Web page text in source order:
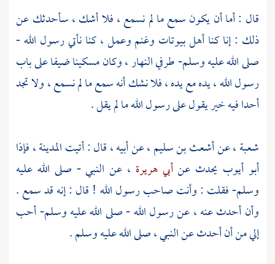
قال : أما أن يكون سمع ما لم نسمع ، فلا أشك ، سأحدثك عن
ذلك : إنا كنا أهل بيوتات وغنم وعمل ، كنا نأتي رسول الله -
صلى الله عليه وسلم- طرفي النهار ، وكان مسكينا ضيفا على باب
رسول الله ، يده مع يده ، فلا نشك أنه سمع ما لم نسمع ، ولا تجد
أحدا فيه خير يقول على رسول الله ما لم يقل .
شعبة، عنأشعث بن سليم، عن أبيه ، قال : أتيتالمدينة، فإذا
أبو أيوب يحدث عنأبي هريرة ، عن النبي - صلى الله عليه
وسلم- فقلت : وأنت صاحب رسول الله ! قال : إنه قد سمع .
وأن أحدث عنه ، عن رسول الله - صلى الله عليه وسلم- أحب
إلي من أن أحدث عن النبي ، صلى الله عليه وسلم .